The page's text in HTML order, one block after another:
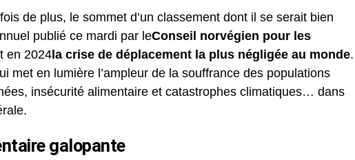
de plus, le sommet d’un classement dont il se serait bien
publié ce mardi par leConseil norvégien pour les
en 2024 la crise de déplacement la plus négligée au monde.
met en lumière l’ampleur de la souffrance des populations
insécurité alimentaire et catastrophes climatiques… dans
galopante